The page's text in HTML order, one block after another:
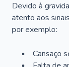
Devido à
atento aos
por exemplo:
Cansaço